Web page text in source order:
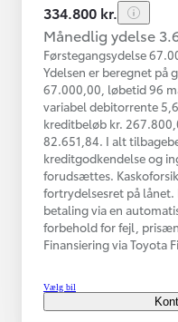
334.800 kr.
Månedlig ydelse
Førstegangsydelse
Ydelsen er beregnet på
67.000,00, løbetid 96
variabel debitorrente
kreditbeløb kr.
82.651,84. I alt
kreditgodkendelse og
forudsættes.
fortrydelsesret på
betaling via en
forbehold for fejl,
Finansiering via Toyota
Vælg bil